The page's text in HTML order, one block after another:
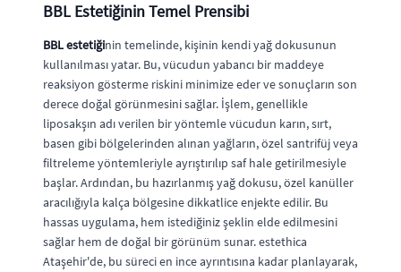
BBL Estetiğinin Temel Prensibi
BBL estetiğinin temelinde, kişinin kendi yağ dokusunun
kullanılması yatar. Bu, vücudun yabancı bir maddeye
reaksiyon gösterme riskini minimize eder ve sonuçların son
derece doğal görünmesini sağlar. İşlem, genellikle
liposakşın adı verilen bir yöntemle vücudun karın, sırt,
basen gibi bölgelerinden alınan yağların, özel santrifüj veya
filtreleme yöntemleriyle ayrıştırılıp saf hale getirilmesiyle
başlar. Ardından, bu hazırlanmış yağ dokusu, özel kanüller
aracılığıyla kalça bölgesine dikkatlice enjekte edilir. Bu
hassas uygulama, hem istediğiniz şeklin elde edilmesini
sağlar hem de doğal bir görünüm sunar. estethica
Ataşehir'de, bu süreci en ince ayrıntısına kadar planlayarak,